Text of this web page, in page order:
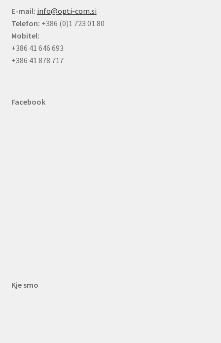
E-mail: info@opti-com.si
Telefon: +386 (0)1 723 01 80
Mobitel:
+386 41 646 693
+386 41 878 717
Facebook
Kje smo